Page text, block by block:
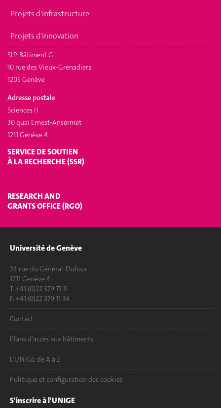
Projets d'infrastructure
Projets d'innovation
SIP, Bâtiment G
10 rue des Vieux-Grenadiers
1205 Genève
Adresse postale
Sciences II
30 quai Ernest-Ansermet
1211 Genève 4
SERVICE DE SOUTIEN
À LA RECHERCHE (SSR)
RESEARCH AND
GRANTS OFFICE (RGO)
Université de Genève
24 rue du Général-Dufour
1211 Genève 4
T. +41 (0)22 379 71 11
F. +41 (0)22 379 11 34
Contact
Plans d'accès aux bâtiments
L'UNIGE de A à Z
Politique et configuration des cookies
S'inscrire à l'UNIGE